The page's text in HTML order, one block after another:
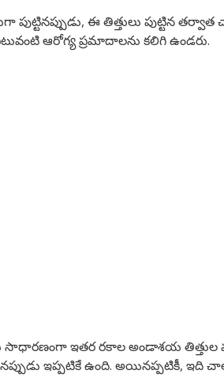
ఈ తిత్తులు పుట్టిన
ఆరోగ్య ప్రమాదాలను కలిగి ఉండరు.
ఇతర రకాల అండాశయ తిత్తుల
ఇప్పటికే ఉంది. అయినప్పటికీ, ఇది